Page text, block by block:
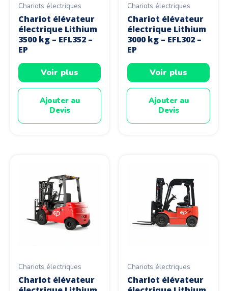
Chariots électriques
Chariot élévateur
électrique Lithium
3500 kg – EFL352 –
EP
Voir plus
Ajouter au
Devis
Chariots électriques
Chariot élévateur
électrique Lithium
3000 kg – EFL302 –
EP
Voir plus
Ajouter au
Devis
Chariots électriques
Chariot élévateur
Chariots électriques
Chariot élévateur